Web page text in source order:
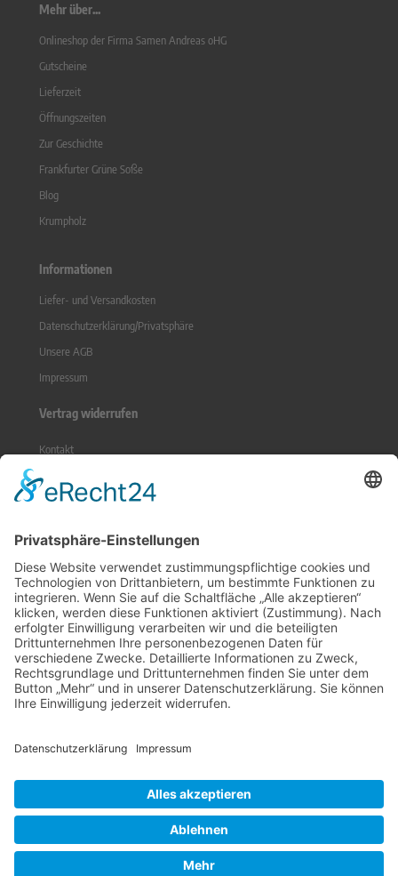
Mehr über...
Onlineshop der Firma Samen Andreas oHG
Gutscheine
Lieferzeit
Öffnungszeiten
Zur Geschichte
Frankfurter Grüne Soße
Blog
Krumpholz
Informationen
Liefer- und Versandkosten
Datenschutzerklärung/Privatsphäre
Unsere AGB
Impressum
Vertrag widerrufen
Kontakt
Sitemap
Widerrufsrecht
Zahlungsmethoden
Versandkosten. Die durchgestrichenen Preise entsprechen dem
bisherigen Preis bei Samen-Andreas oHG.
Samen-Andreas oHG © 2026 | Template © 2009-2026 by modified eCommerce Shopsoftware